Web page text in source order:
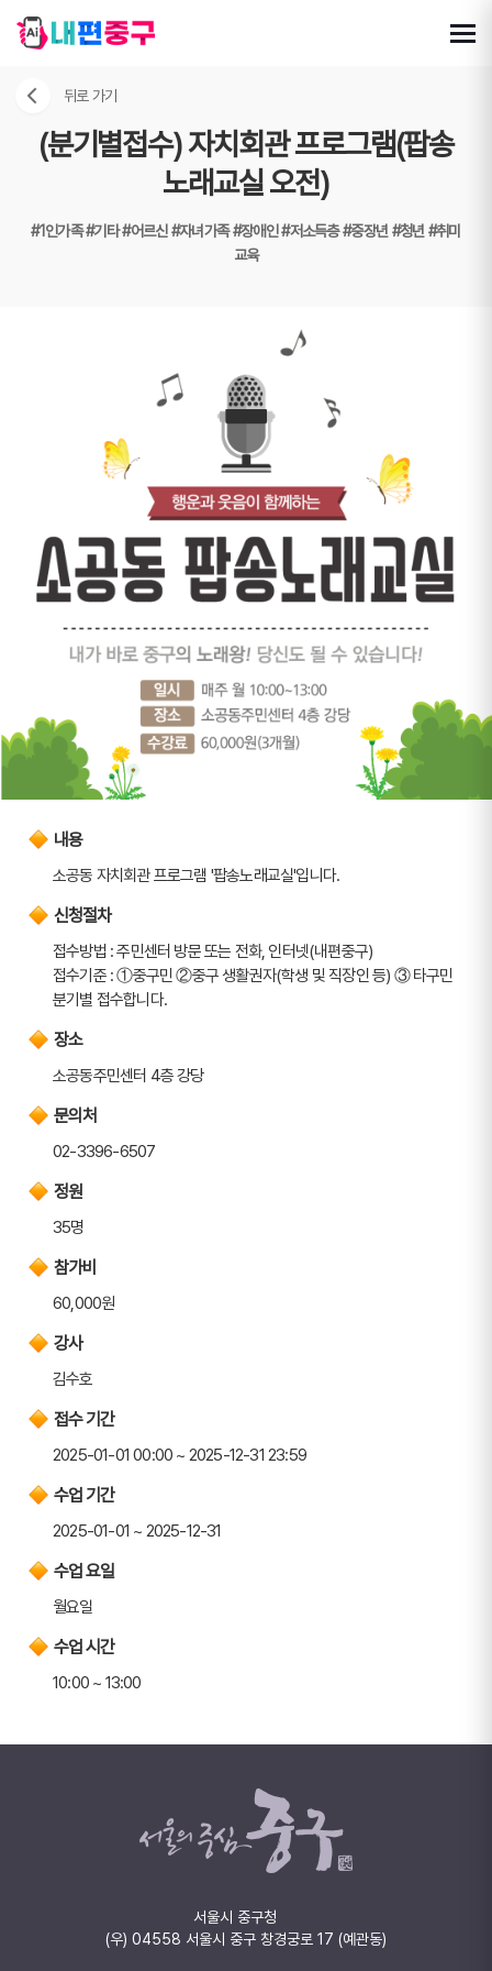
뒤로 가기
(분기별접수) 자치회관 프로그램(팝송
노래교실 오전)
#1인가족#기타#어르신#자녀가족#장애인#저소득층#중장년#청년#취미
교육
내용
소공동 자치회관 프로그램 '팝송노래교실'입니다.
신청절차
접수방법 : 주민센터 방문 또는 전화, 인터넷(내편중구)
접수기준 : ①중구민 ②중구 생활권자(학생 및 직장인 등) ③ 타구민
분기별 접수합니다.
장소
소공동주민센터 4층 강당
문의처
02-3396-6507
정원
35명
참가비
60,000원
강사
김수호
접수 기간
2025-01-01 00:00 ~ 2025-12-31 23:59
수업 기간
2025-01-01 ~ 2025-12-31
수업 요일
월요일
수업 시간
10:00 ~ 13:00
서울시 중구청
(우) 04558 서울시 중구 창경궁로 17 (예관동)